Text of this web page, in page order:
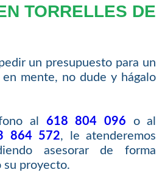
TORRELLES DE
un presupuesto para un
mente, no dude y hágalo
al 618 804 096 o al
864 572, le atenderemos
asesorar de forma
proyecto.